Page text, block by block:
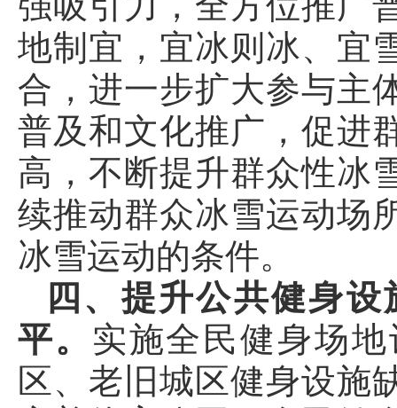
地制宜，宜冰则冰、宜
合，进一步扩大参与主
普及和文化推广，促进
高，不断提升群众性冰
续推动群众冰雪运动场
冰雪运动的条件。
四、提升公共健身
平。 实施全民健身场
区、老旧城区健身设施